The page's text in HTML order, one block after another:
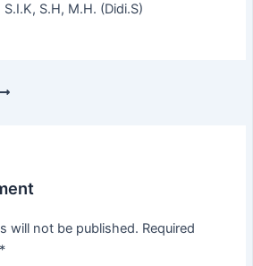
S.H, M.H. (Didi.S)
will not be published. Required
*